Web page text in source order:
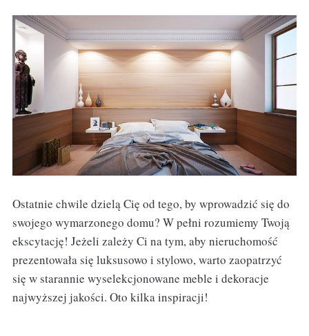
Ostatnie chwile dzielą Cię od tego, by wprowadzić się do
swojego wymarzonego domu? W pełni rozumiemy Twoją
ekscytację! Jeżeli zależy Ci na tym, aby nieruchomość
prezentowała się luksusowo i stylowo, warto zaopatrzyć
się w starannie wyselekcjonowane meble i dekoracje
najwyższej jakości. Oto kilka inspiracji!